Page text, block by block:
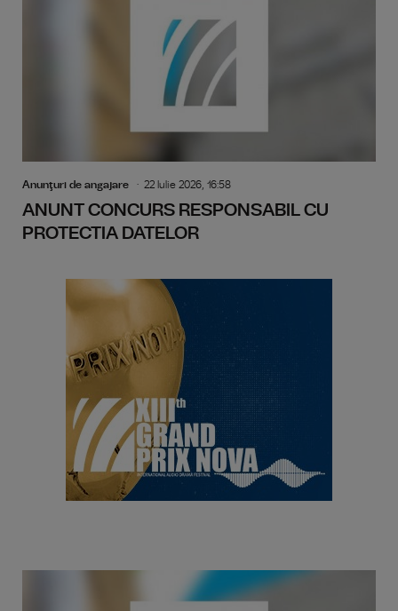
Anunţuri de angajare 22 Iulie 2026, 16:58
ANUNT CONCURS RESPONSABIL CU
PROTECTIA DATELOR